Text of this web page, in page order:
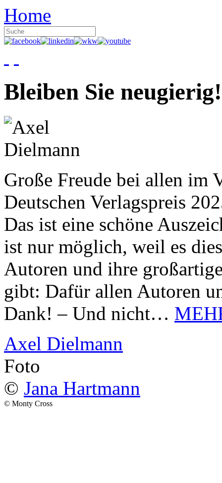
Home
Bleiben Sie neugierig!
Große Freude bei allen im
Deutschen Verlagspreis
Das ist eine schöne
ist nur möglich, weil es
Autoren und ihre
gibt: Dafür allen Autoren
Dank! – Und nicht…
Axel Dielmann
Foto
© Jana Hartmann
© Monty Cross